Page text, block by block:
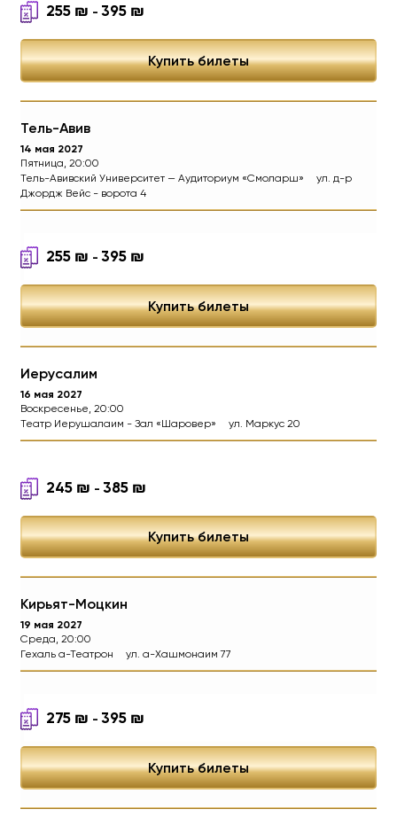
255 ₪ - 395 ₪
Купить билеты
Тель-Авив
14 мая 2027
Пятница, 20:00
Тель-Авивский Университет — Аудиториум «Смоларш»
ул. д-р
Джордж Вейс - ворота 4
255 ₪ - 395 ₪
Купить билеты
Иерусалим
16 мая 2027
Воскресенье, 20:00
Театр Иерушалаим - Зал «Шаровер»
ул. Маркус 20
245 ₪ - 385 ₪
Купить билеты
Кирьят-Моцкин
19 мая 2027
Среда, 20:00
Гехаль а-Театрон
ул. а-Хашмонаим 77
275 ₪ - 395 ₪
Купить билеты